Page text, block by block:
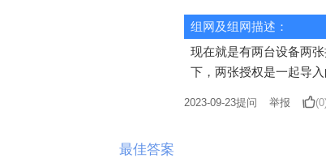
组网及组网描述：
现在就是有两台设备两
下，两张授权是一起导
2023-09-23提问 举报
最佳答案